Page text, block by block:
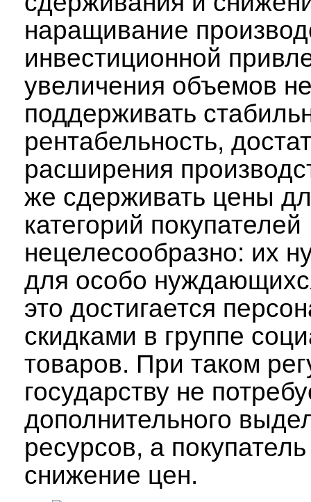
наращивание
инвестиционной
увеличения объемов
поддерживать
рентабельность,
расширения
же сдерживать цены
категорий покупателей
нецелесообразно: их
для особо
это достигается
скидками в группе
товаров. При таком
государству не
дополнительного
ресурсов, а
снижение цен.